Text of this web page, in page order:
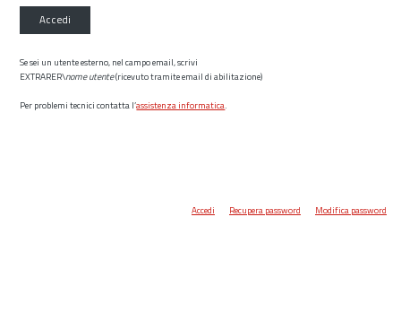
Accedi
Se sei un utente esterno, nel campo email, scrivi
EXTRARER\nome utente(ricevuto tramite email di abilitazione)
Per problemi tecnici contatta l’assistenza informatica.
Accedi Recupera password Modifica password